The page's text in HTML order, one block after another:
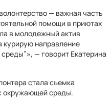
— важная часть
помощи в приютах
в молодежный актив
курирую направление
— говорит Екатерина
стала съемка
окружающей среды.